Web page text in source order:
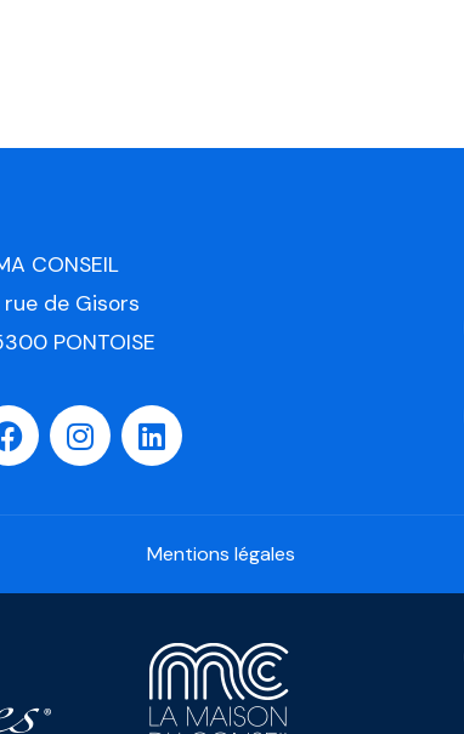
CONSEIL
rue de Gisors
PONTOISE
Mentions légales